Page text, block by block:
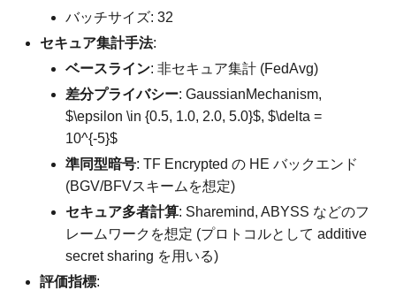
バッチサイズ: 32
セキュア集計手法:
ベースライン: 非セキュア集計 (FedAvg)
差分プライバシー: GaussianMechanism,
$\epsilon \in {0.5, 1.0, 2.0, 5.0}$, $\delta =
10^{-5}$
準同型暗号: TF Encrypted の HE バックエンド
(BGV/BFVスキームを想定)
セキュア多者計算: Sharemind, ABYSS などのフ
レームワークを想定 (プロトコルとして additive
secret sharing を用いる)
評価指標: